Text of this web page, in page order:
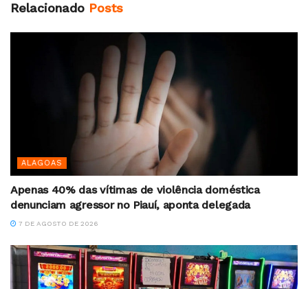
Relacionado Posts
ALAGOAS
Apenas 40% das vítimas de violência doméstica
denunciam agressor no Piauí, aponta delegada
7 DE AGOSTO DE 2026